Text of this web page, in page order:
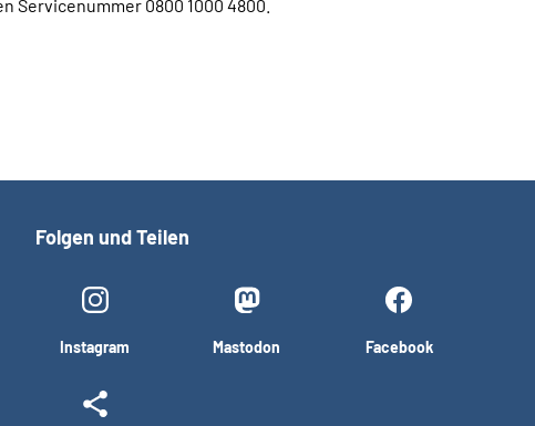
0800 1000 4800.
Folgen und Teilen
Instagram Mastodon Facebook